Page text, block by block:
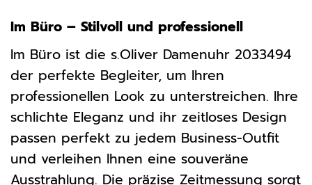
Im Büro – Stilvoll und professionell
Im Büro ist die s.Oliver Damenuhr 2033494
der perfekte Begleiter, um Ihren
professionellen Look zu unterstreichen. Ihre
schlichte Eleganz und ihr zeitloses Design
passen perfekt zu jedem Business-Outfit
und verleihen Ihnen eine souveräne
Ausstrahlung. Die präzise Zeitmessung sorgt